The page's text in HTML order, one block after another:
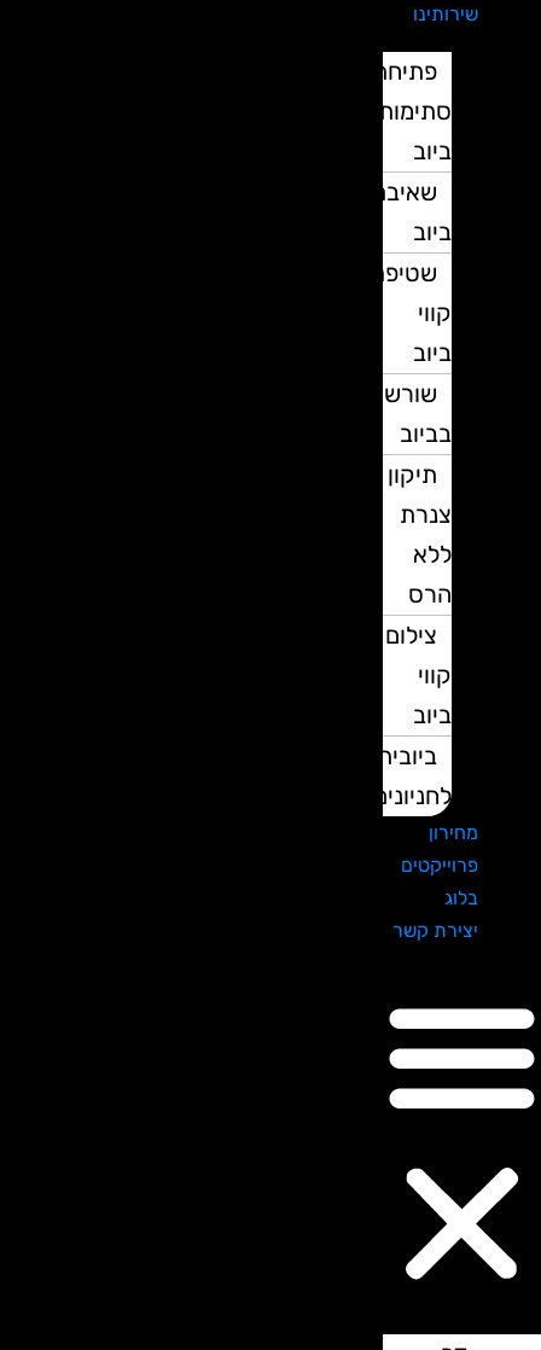
שירותינו
פתיחת
סתימות
ביוב
שאיבת
ביוב
שטיפת
קווי
ביוב
שורשים
בביוב
תיקון
צנרת
ללא
הרס
צילום
קווי
ביוב
ביובית
לחניונים
מחירון
פרוייקטים
בלוג
יצירת קשר